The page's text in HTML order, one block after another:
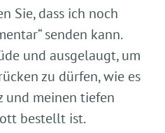
Sie, dass ich noch
senden kann.
und ausgelaugt, um
zu dürfen, wie es
und meinen tiefen
bestellt ist.